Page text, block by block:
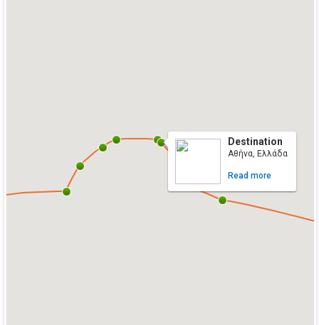
Destination
Αθήνα, Ελλάδα
Read more